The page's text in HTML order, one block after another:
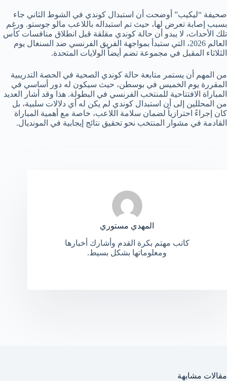
صحيفة “ليكيب” أوضحت أن استبدال كوندي في الشوط الثاني جاء
بسبب إصابة تعرض لها، حيث تم استبداله باللاعب مالو جوستو. ورغم
تلك الأحداث، لا يبدو أن حالة كوندي مقلقة قبل انطلاق منافسات كأس
العالم 2026، التي ستبدأ بمواجهة الفريق الفرنسي ضد السنغال يوم
الثلاثاء المقبل في مجموعة تضم أيضاً الولايات المتحدة.
من المهم أن يستمر متابعة حالة كوندي الصحية في الحصة التدريبية
المقررة يوم الخميس في بوسطن، حيث سيكون له دور أساسي في
المباراة الافتتاحية للمنتخب الفرنسي في البطولة. هذا وقد أشار العديد
من المحللين إلى أن استبدال كوندي لم يكن له أي دلالات سلبية، بل
كان إجراءً احترازياً لضمان سلامة اللاعب، خاصة مع أهمية المباراة
القادمة في مشوار المنتخب نحو تحقيق نتائج إيجابية في المونديال.
المهدي مستوري
كاتب مهتم بكرة القدم وأشارك أخبارها
ومعلوماتها بشكل بسيط.
مقالات مشابهة